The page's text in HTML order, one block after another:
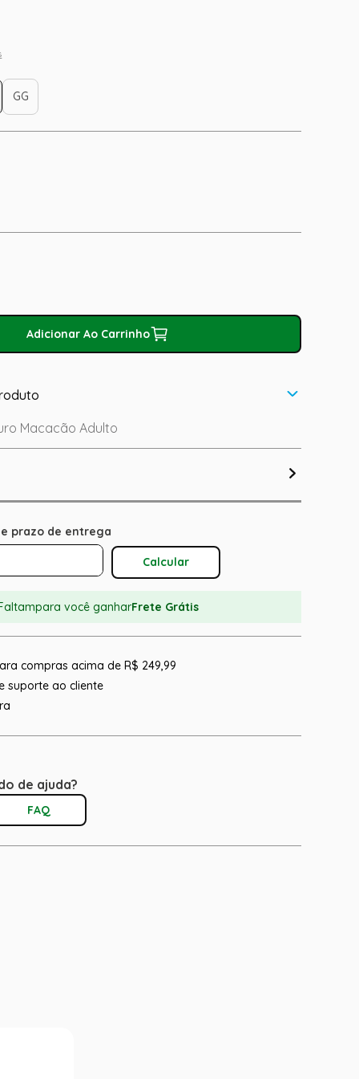
GG
Adicionar Ao Carrinho
Macacão Adulto
Calcular O Frete
para você ganharFrete Grátis
compras acima de R$ 249,99
suporte ao cliente
de ajuda?
FAQ